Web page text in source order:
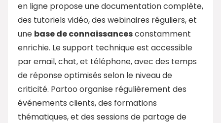
en ligne propose une documentation complète,
des tutoriels vidéo, des webinaires réguliers, et
une base de connaissancesconstamment
enrichie. Le support technique est accessible
par email, chat, et téléphone, avec des temps
de réponse optimisés selon le niveau de
criticité. Partoo organise régulièrement des
événements clients, des formations
thématiques, et des sessions de partage de